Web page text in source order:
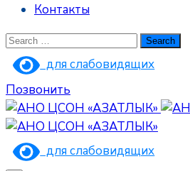
Контакты
для слабовидящих
Позвонить
для слабовидящих